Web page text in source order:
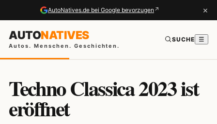
AutoNatives.de bei Google bevorzugen ↗ ×
AUTONATIVES
Autos. Menschen. Geschichten.
SUCHE ☰
Techno Classica 2023 ist
eröffnet